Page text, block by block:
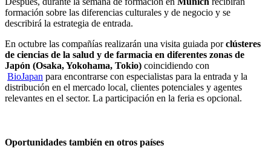
formación sobre las diferencias culturales y de negocio y se
describirá la estrategia de entrada.
En octubre las compañías realizarán una visita guiada porclústeres
de ciencias de la salud y de farmacia en diferentes zonas de
Japón (Osaka, Yokohama, Tokio) coincidiendo con
BioJapan para encontrarse con especialistas para la entrada y la
distribución en el mercado local, clientes potenciales y agentes
relevantes en el sector. La participación en la feria es opcional.
Oportunidades también en otros países